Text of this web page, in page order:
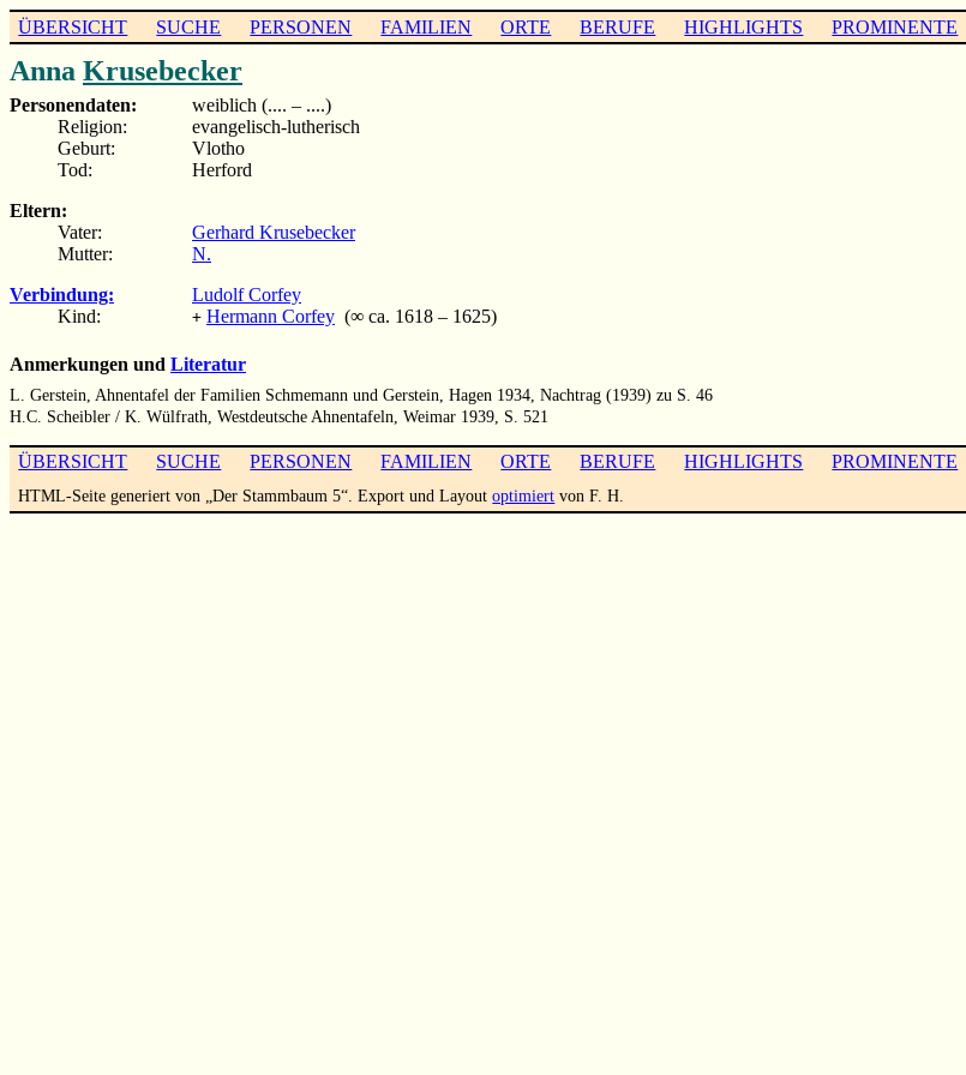
ÜBERSICHT SUCHE PERSONEN FAMILIEN ORTE BERUFE HIGHLIGHTS PROMINENTE
Anna Krusebecker
Personendaten:
weiblich (.... – ....)
Religion:
evangelisch-lutherisch
Geburt:
Vlotho
Tod:
Herford
Eltern:
Vater:
Gerhard Krusebecker
Mutter:
N.
Verbindung:
Ludolf Corfey
Kind:
+ Hermann Corfey (∞ ca. 1618 – 1625)
Anmerkungen und Literatur
L. Gerstein, Ahnentafel der Familien Schmemann und Gerstein, Hagen 1934, Nachtrag (1939) zu S. 46
H.C. Scheibler / K. Wülfrath, Westdeutsche Ahnentafeln, Weimar 1939, S. 521
ÜBERSICHT SUCHE PERSONEN FAMILIEN ORTE BERUFE HIGHLIGHTS PROMINENTE
HTML-Seite generiert von „Der Stammbaum 5“. Export und Layoutoptimiert von F. H.